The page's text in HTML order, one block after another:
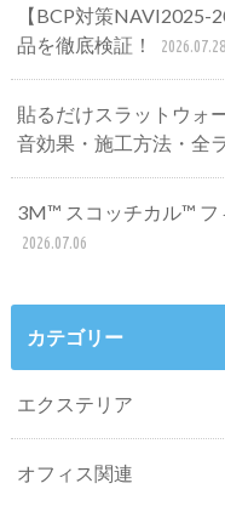
【BCP対策NAVI2025-
品を徹底検証！
2026.07.28
貼るだけスラットウォ
音効果・施工方法・全
3M™ スコッチカル™ フ
2026.07.06
カテゴリー
エクステリア
オフィス関連